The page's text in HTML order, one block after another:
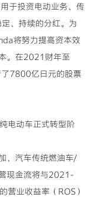
于投资电动业务、传
、持续的分红。为
将努力提高资本效
。在2021财年至
7800亿日元的股票
电动车正式转型阶
，汽车传统燃油车/
现金流将与2021-
营业收益率（ROS）